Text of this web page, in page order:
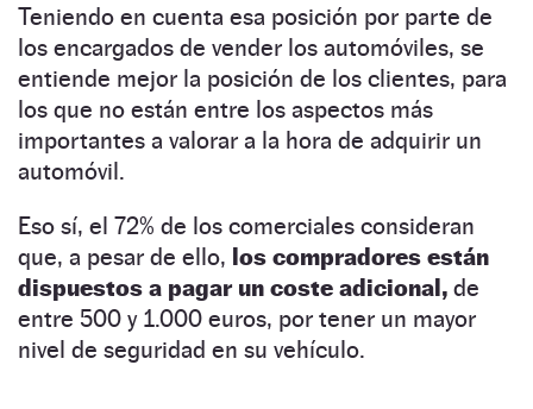
Teniendo en cuenta esa posición por parte de
los encargados de vender los automóviles, se
entiende mejor la posición de los clientes, para
los que no están entre los aspectos más
importantes a valorar a la hora de adquirir un
automóvil.
Eso sí, el 72% de los comerciales consideran
que, a pesar de ello, los compradores están
dispuestos a pagar un coste adicional, de
entre 500 y 1.000 euros, por tener un mayor
nivel de seguridad en su vehículo.